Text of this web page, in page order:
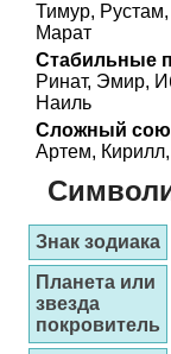
Тимур,
Марат
Стабильные
Ринат, Эмир,
Наиль
Сложный
Артем,
Знак зодиака
Планета или
звезда
покровитель